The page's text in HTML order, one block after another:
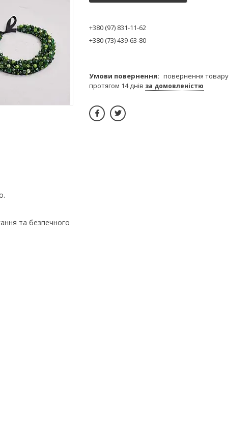
та безпечного
+380 (97) 831-11-62
+380 (73) 439-63-80
повернення товару
протягом 14 днів за домовленістю